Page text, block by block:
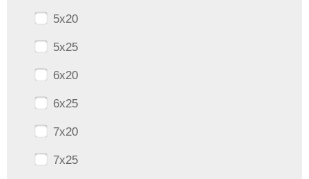
5x20
5x25
6x20
6x25
7x20
7x25